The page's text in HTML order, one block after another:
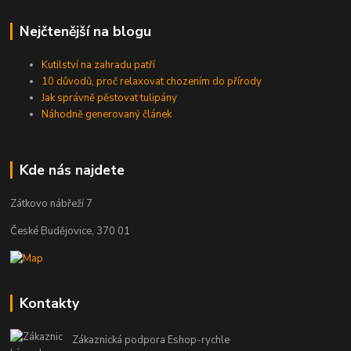
Nejčtenější na blogu
Kutilství na zahradu patří
10 důvodů, proč relaxovat chozením do přírody
Jak správně pěstovat tulipány
Náhodně generovaný článek
Kde nás najdete
Zátkovo nábřeží 7
České Budějovice, 370 01
Kontakty
Zákaznická podpora Eshop-rychle